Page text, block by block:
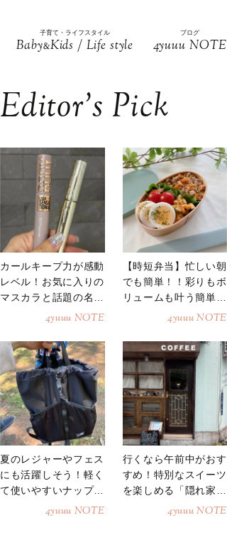
子育て・ライフスタイル
Baby&Kids / Life style
ブログ
4yuuu NOTE
Editor’s Pick
カールキープ力が感動
レベル！お気に入りの
マスカラと話題の名品
4yuuu NOTE
【時短弁当】忙しい朝
でも簡単！！彩りもボ
リュームも叶う簡単そ
4yuuu NOTE
夏のレジャーやフェス
にも活躍しそう！軽く
て使いやすいナップサ
4yuuu NOTE
行くなら午前中がおす
すめ！特別なスイーツ
を楽しめる「隠れ家カ
4yuuu NOTE